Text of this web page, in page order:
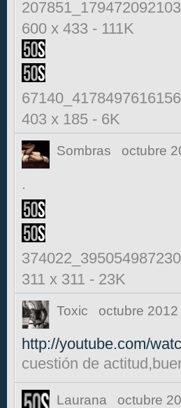
600 x 433 - 111K
403 x 185 - 6K
Sombras octubre
.
311 x 311 - 23K
Toxic octubre 2012
http://youtube.com/
cuestión de
Laurana octubre